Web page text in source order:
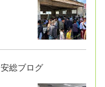
安総ブログ